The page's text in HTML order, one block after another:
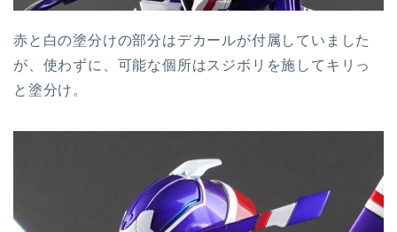
赤と白の塗分けの部分はデカールが付属していました
が、使わずに、可能な個所はスジボリを施してキリっ
と塗分け。